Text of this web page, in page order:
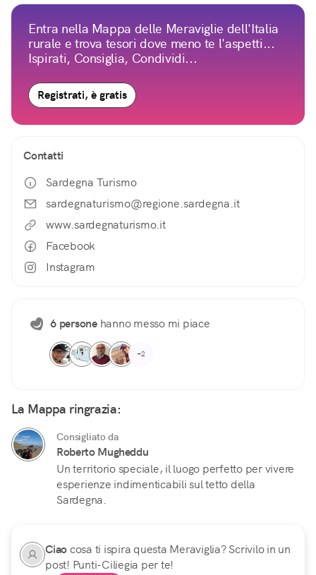
Entra nella Mappa delle Meraviglie dell'Italia
rurale e trova tesori dove meno te l'aspetti...
Ispirati, Consiglia, Condividi...
Registrati, è gratis
Contatti
Sardegna Turismo
sardegnaturismo@regione.sardegna.it
www.sardegnaturismo.it
Facebook
Instagram
6 personehanno messo mi piace
+2
La Mappa ringrazia:
Consigliato da
Roberto Mugheddu
Un territorio speciale, il luogo perfetto per vivere
esperienze indimenticabili sul tetto della
Sardegna.
Ciaocosa ti ispira questa Meraviglia? Scrivilo in un
post! Punti-Ciliegia per te!